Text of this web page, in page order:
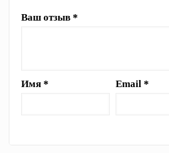
Ваш отзыв*
Имя* Email *